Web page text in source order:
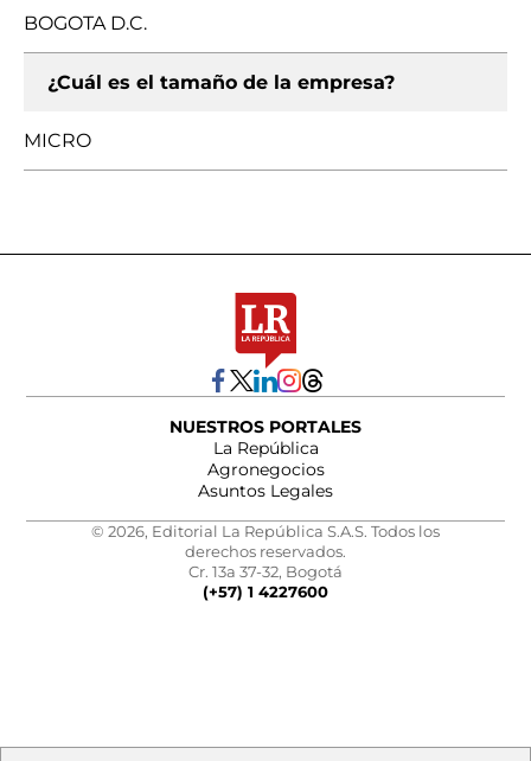
BOGOTA D.C.
¿Cuál es el tamaño de la empresa?
MICRO
NUESTROS PORTALES
La República
Agronegocios
Asuntos Legales
© 2026, Editorial La República S.A.S. Todos los
derechos reservados.
Cr. 13a 37-32, Bogotá
(+57) 1 4227600